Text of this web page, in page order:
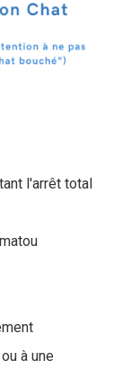
l'arrêt total
à une